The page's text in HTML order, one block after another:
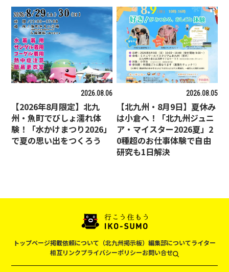
2026.08.06
【2026年8月限定】北九
州・魚町でびしょ濡れ体
験！「水かけまつり2026」
で夏の思い出をつくろう
2026.08.05
【北九州・8月9日】夏休み
は小倉へ！「北九州ジュニ
ア・マイスター2026夏」2
0種超のお仕事体験で自由
研究も1日解決
トップページ掲載依頼について（北九州掲示板） 編集部についてライター
相互リンクプライバシーポリシーお問い合せ